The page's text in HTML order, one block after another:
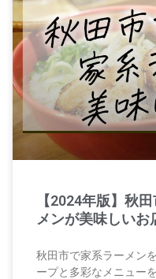
【2024年版】秋
メンが美味しいお
秋田市で家系ラーメン
ープと多彩なメニュー